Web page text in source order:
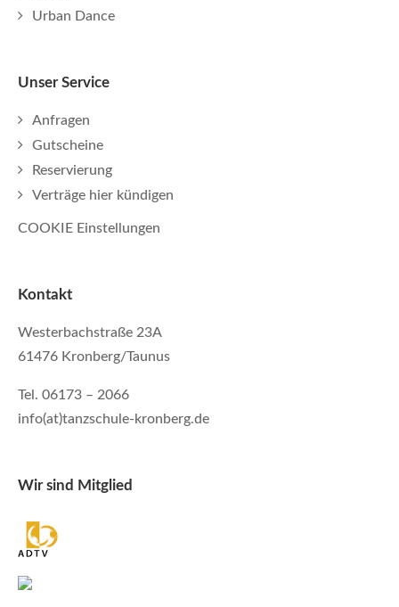
Urban Dance
Unser Service
Anfragen
Gutscheine
Reservierung
Verträge hier kündigen
COOKIE Einstellungen
Kontakt
Westerbachstraße 23A
61476 Kronberg/Taunus
Tel. 06173 – 2066
info(at)tanzschule-kronberg.de
Wir sind Mitglied